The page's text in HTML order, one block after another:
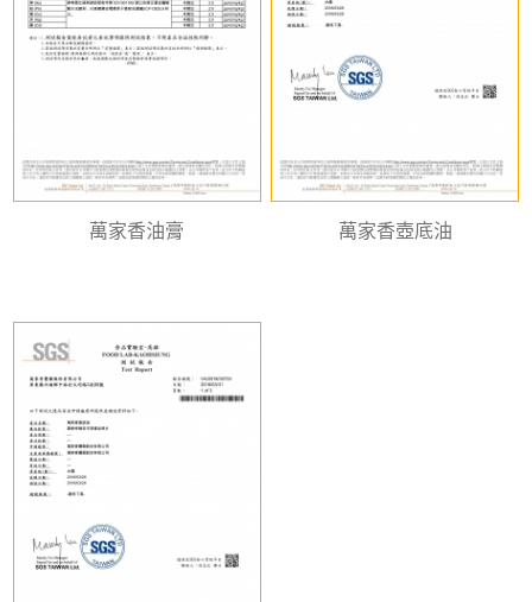
萬家香油膏 萬家香壺底油